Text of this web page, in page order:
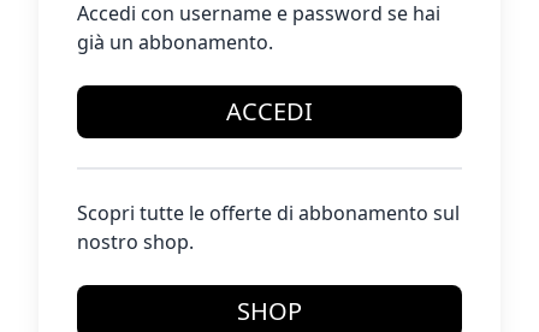
Accedi con username e password se hai
già un abbonamento.
ACCEDI
Scopri tutte le offerte di abbonamento sul
nostro shop.
SHOP